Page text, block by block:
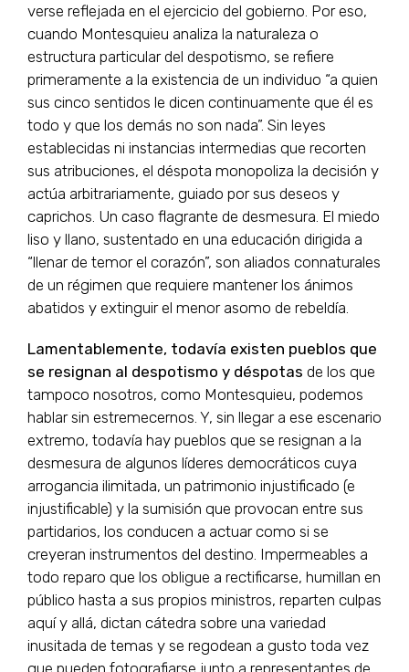
verse reflejada en el ejercicio del gobierno. Por eso,
cuando Montesquieu analiza la naturaleza o
estructura particular del despotismo, se refiere
primeramente a la existencia de un individuo “a quien
sus cinco sentidos le dicen continuamente que él es
todo y que los demás no son nada”. Sin leyes
establecidas ni instancias intermedias que recorten
sus atribuciones, el déspota monopoliza la decisión y
actúa arbitrariamente, guiado por sus deseos y
caprichos. Un caso flagrante de desmesura. El miedo
liso y llano, sustentado en una educación dirigida a
“llenar de temor el corazón”, son aliados connaturales
de un régimen que requiere mantener los ánimos
abatidos y extinguir el menor asomo de rebeldía.
Lamentablemente, todavía existen pueblos que
se resignan al despotismo y déspotas de los que
tampoco nosotros, como Montesquieu, podemos
hablar sin estremecernos. Y, sin llegar a ese escenario
extremo, todavía hay pueblos que se resignan a la
desmesura de algunos líderes democráticos cuya
arrogancia ilimitada, un patrimonio injustificado (e
injustificable) y la sumisión que provocan entre sus
partidarios, los conducen a actuar como si se
creyeran instrumentos del destino. Impermeables a
todo reparo que los obligue a rectificarse, humillan en
público hasta a sus propios ministros, reparten culpas
aquí y allá, dictan cátedra sobre una variedad
inusitada de temas y se regodean a gusto toda vez
que pueden fotografiarse junto a representantes de